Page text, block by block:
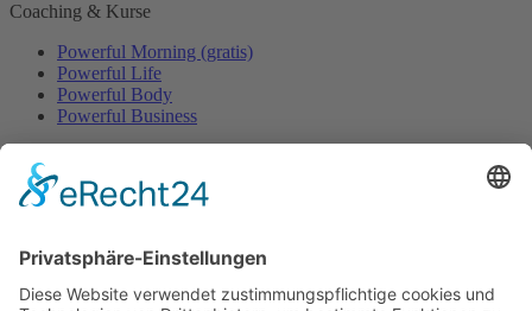
Coaching & Kurse
Powerful Morning (gratis)
Powerful Life
Powerful Body
Powerful Business
Event-Übersicht